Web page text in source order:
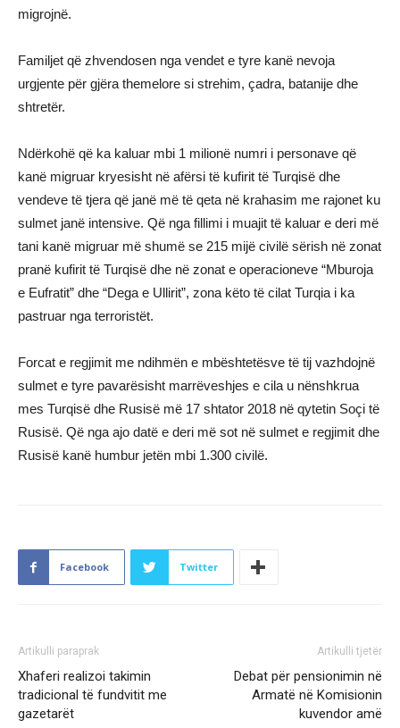
migrojnë.
Familjet që zhvendosen nga vendet e tyre kanë nevoja
urgjente për gjëra themelore si strehim, çadra, batanije dhe
shtretër.
Ndërkohë që ka kaluar mbi 1 milionë numri i personave që
kanë migruar kryesisht në afërsi të kufirit të Turqisë dhe
vendeve të tjera që janë më të qeta në krahasim me rajonet ku
sulmet janë intensive. Që nga fillimi i muajit të kaluar e deri më
tani kanë migruar më shumë se 215 mijë civilë sërish në zonat
pranë kufirit të Turqisë dhe në zonat e operacioneve “Mburoja
e Eufratit” dhe “Dega e Ullirit”, zona këto të cilat Turqia i ka
pastruar nga terroristët.
Forcat e regjimit me ndihmën e mbështetësve të tij vazhdojnë
sulmet e tyre pavarësisht marrëveshjes e cila u nënshkrua
mes Turqisë dhe Rusisë më 17 shtator 2018 në qytetin Soçi të
Rusisë. Që nga ajo datë e deri më sot në sulmet e regjimit dhe
Rusisë kanë humbur jetën mbi 1.300 civilë.
Facebook Twitter
Artikulli paraprak
Xhaferi realizoi takimin
tradicional të fundvitit me
gazetarët
Artikulli tjetër
Debat për pensionimin në
Armatë në Komisionin
kuvendor amë